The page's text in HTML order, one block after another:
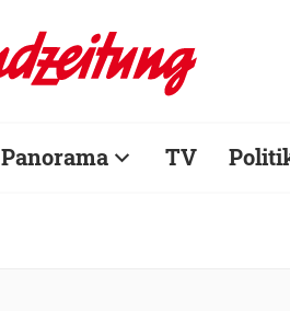
Panorama TV